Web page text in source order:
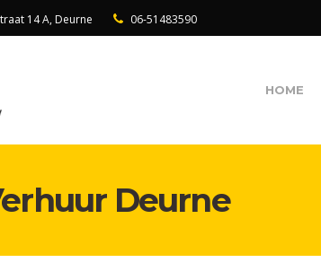
14 A, Deurne 06-51483590
HOME
Deurne